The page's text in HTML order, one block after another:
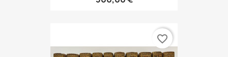
favorite_border